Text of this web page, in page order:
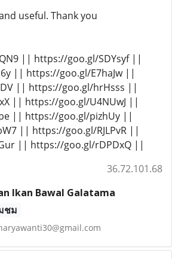
useful. Thank you
|| https://goo.gl/SDYsyf ||
|| https://goo.gl/E7haJw ||
|| https://goo.gl/hrHsss ||
|| https://goo.gl/U4NUwJ ||
|| https://goo.gl/pizhUy ||
|| https://goo.gl/RJLPvR ||
|| https://goo.gl/rDPDxQ ||
36.72.101.68
Ikan Bawal Galatama
ชม